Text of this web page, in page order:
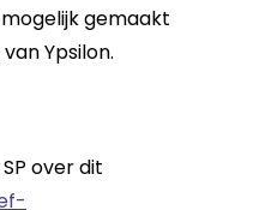
gemaakt
Ypsilon.
over dit